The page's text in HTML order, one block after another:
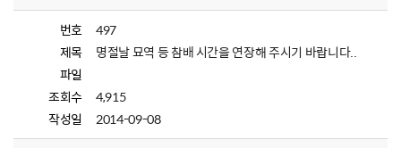
번호
497
제목
명절날 묘역 등 참배 시간을 연장해 주시기 바랍니다..
파일
조회수
4,915
작성일
2014-09-08